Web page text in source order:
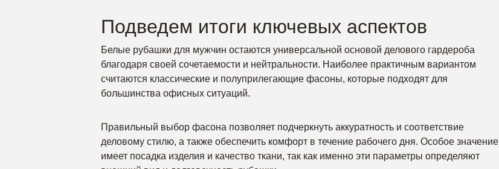
Подведем итоги ключевых аспектов
Белые рубашки для мужчин остаются универсальной основой делового гардероба
благодаря своей сочетаемости и нейтральности. Наиболее практичным вариантом
считаются классические и полуприлегающие фасоны, которые подходят для
большинства офисных ситуаций.
Правильный выбор фасона позволяет подчеркнуть аккуратность и соответствие
деловому стилю, а также обеспечить комфорт в течение рабочего дня. Особое значение
имеет посадка изделия и качество ткани, так как именно эти параметры определяют